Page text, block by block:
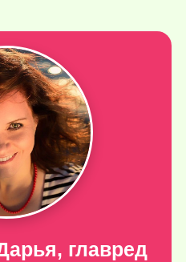
главред